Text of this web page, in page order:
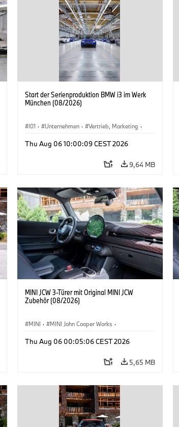
Start der Serienproduktion BMW i3 im Werk
München (08/2026)
I01 · Unternehmen · Vertrieb, Marketing ·
Thu Aug 06 10:00:09 CEST 2026
9,64 MB
MINI JCW 3-Türer mit Original MINI JCW
Zubehör (08/2026)
MINI · MINI John Cooper Works ·
Sonderausstattungen, Zubehör
Thu Aug 06 00:05:06 CEST 2026
5,65 MB